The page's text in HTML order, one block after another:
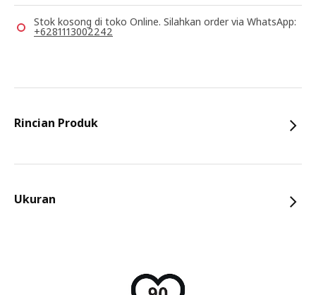
Stok kosong di toko Online. Silahkan order via WhatsApp:
+6281113002242
Rincian Produk
Ukuran